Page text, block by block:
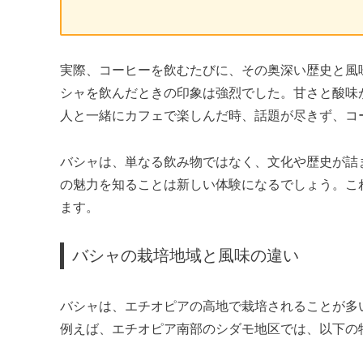
実際、コーヒーを飲むたびに、その奥深い歴史と
シャを飲んだときの印象は強烈でした。甘さと酸
人と一緒にカフェで楽しんだ時、話題が尽きず、
バシャは、単なる飲み物ではなく、文化や歴史が
の魅力を知ることは新しい体験になるでしょう。
ます。
バシャの栽培地域と風味の違い
バシャは、エチオピアの高地で栽培されることが
例えば、エチオピア南部のシダモ地区では、以下の